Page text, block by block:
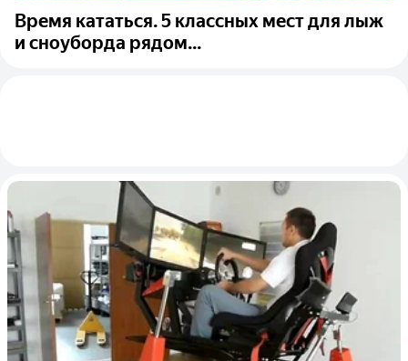
Время кататься. 5 классных мест для лыж
и сноуборда рядом...